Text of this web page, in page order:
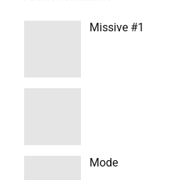
Missive #1
Mode